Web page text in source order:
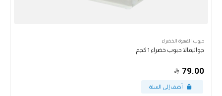
حبوب القهوة الخضراء
جواتيمالا حبوب خضراء 1 كجم
79.00